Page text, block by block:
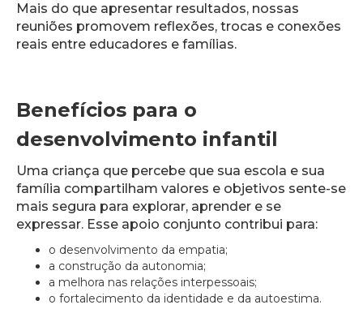
Mais do que apresentar resultados, nossas
reuniões promovem reflexões, trocas e conexões
reais entre educadores e famílias.
Benefícios para o
desenvolvimento infantil
Uma criança que percebe que sua escola e sua
família compartilham valores e objetivos sente-se
mais segura para explorar, aprender e se
expressar. Esse apoio conjunto contribui para:
o desenvolvimento da empatia;
a construção da autonomia;
a melhora nas relações interpessoais;
o fortalecimento da identidade e da autoestima.